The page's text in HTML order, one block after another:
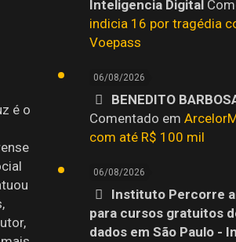
é o
Inteligencia Digital
indicia 16 por tragédia
Voepass
06/08/2026
BENEDITO
Comentado em
com até R$ 100 mil
06/08/2026
Instituto Percorre
para cursos gratuitos
dados em São Paulo -